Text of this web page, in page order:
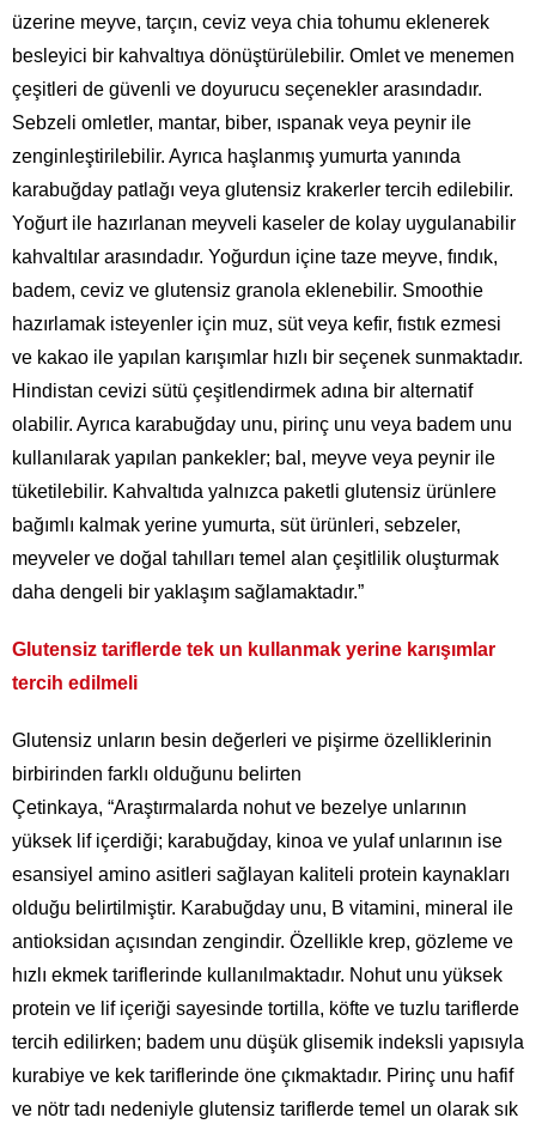
üzerine meyve, tarçın, ceviz veya chia tohumu eklenerek
besleyici bir kahvaltıya dönüştürülebilir. Omlet ve menemen
çeşitleri de güvenli ve doyurucu seçenekler arasındadır.
Sebzeli omletler, mantar, biber, ıspanak veya peynir ile
zenginleştirilebilir. Ayrıca haşlanmış yumurta yanında
karabuğday patlağı veya glutensiz krakerler tercih edilebilir.
Yoğurt ile hazırlanan meyveli kaseler de kolay uygulanabilir
kahvaltılar arasındadır. Yoğurdun içine taze meyve, fındık,
badem, ceviz ve glutensiz granola eklenebilir. Smoothie
hazırlamak isteyenler için muz, süt veya kefir, fıstık ezmesi
ve kakao ile yapılan karışımlar hızlı bir seçenek sunmaktadır.
Hindistan cevizi sütü çeşitlendirmek adına bir alternatif
olabilir. Ayrıca karabuğday unu, pirinç unu veya badem unu
kullanılarak yapılan pankekler; bal, meyve veya peynir ile
tüketilebilir. Kahvaltıda yalnızca paketli glutensiz ürünlere
bağımlı kalmak yerine yumurta, süt ürünleri, sebzeler,
meyveler ve doğal tahılları temel alan çeşitlilik oluşturmak
daha dengeli bir yaklaşım sağlamaktadır.”
Glutensiz tariflerde tek un kullanmak yerine karışımlar
tercih edilmeli
Glutensiz unların besin değerleri ve pişirme özelliklerinin
birbirinden farklı olduğunu belirten
Çetinkaya, “Araştırmalarda nohut ve bezelye unlarının
yüksek lif içerdiği; karabuğday, kinoa ve yulaf unlarının ise
esansiyel amino asitleri sağlayan kaliteli protein kaynakları
olduğu belirtilmiştir. Karabuğday unu, B vitamini, mineral ile
antioksidan açısından zengindir. Özellikle krep, gözleme ve
hızlı ekmek tariflerinde kullanılmaktadır. Nohut unu yüksek
protein ve lif içeriği sayesinde tortilla, köfte ve tuzlu tariflerde
tercih edilirken; badem unu düşük glisemik indeksli yapısıyla
kurabiye ve kek tariflerinde öne çıkmaktadır. Pirinç unu hafif
ve nötr tadı nedeniyle glutensiz tariflerde temel un olarak sık